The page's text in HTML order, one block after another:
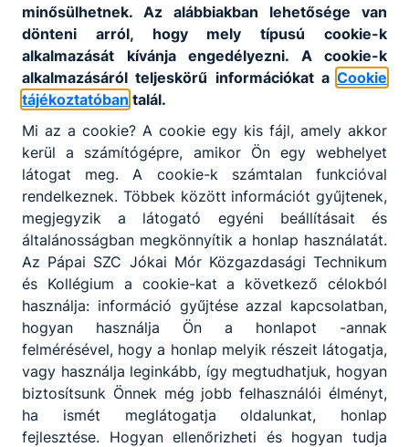
Partnereink
minősülhetnek. Az alábbiakban lehetősége van
dönteni arról, hogy mely típusú cookie-k
alkalmazását kívánja engedélyezni. A cookie-k
alkalmazásáról teljeskörű információkat a Cookie
tájékoztatóban talál.
Mi az a cookie? A cookie egy kis fájl, amely akkor
kerül a számítógépre, amikor Ön egy webhelyet
látogat meg. A cookie-k számtalan funkcióval
rendelkeznek. Többek között információt gyűjtenek,
megjegyzik a látogató egyéni beállításait és
általánosságban megkönnyítik a honlap használatát.
Az Pápai SZC Jókai Mór Közgazdasági Technikum
és Kollégium a cookie-kat a következő célokból
használja: információ gyűjtése azzal kapcsolatban,
hogyan használja Ön a honlapot -annak
felmérésével, hogy a honlap melyik részeit látogatja,
vagy használja leginkább, így megtudhatjuk, hogyan
biztosítsunk Önnek még jobb felhasználói élményt,
ha ismét meglátogatja oldalunkat, honlap
fejlesztése. Hogyan ellenőrizheti és hogyan tudja